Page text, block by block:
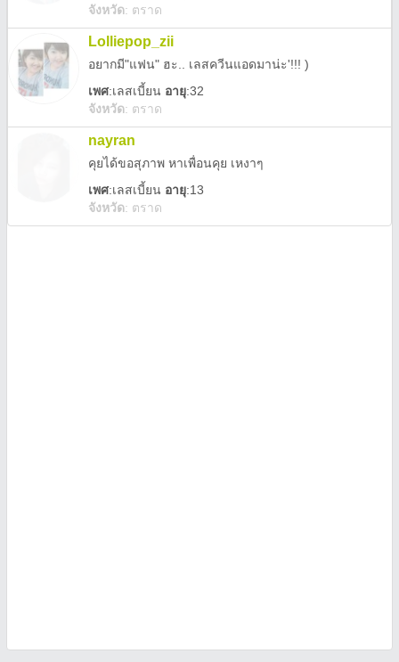
จังหวัด: ตราด
Lolliepop_zii
อยากมี"แฟน" ฮะ.. เลสควีนแอดมาน่ะ'!!! )
เพศ:เลสเบี้ยน อายุ:32
จังหวัด: ตราด
nayran
คุยได้ขอสุภาพ หาเพื่อนคุย เหงาๆ
เพศ:เลสเบี้ยน อายุ:13
จังหวัด: ตราด